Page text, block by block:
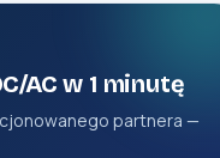
AC w 1 minutę
partnera —